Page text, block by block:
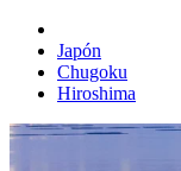
Japón
Chugoku
Hiroshima